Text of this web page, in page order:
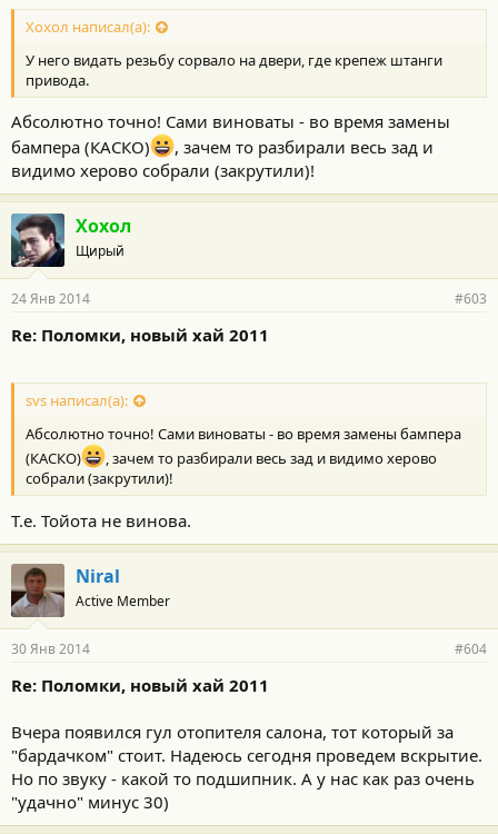
Хохол написал(а):
У него видать резьбу сорвало на двери, где крепеж штанги
привода.
Абсолютно точно! Сами виноваты - во время замены
бампера (КАСКО)
, зачем то разбирали весь зад и
видимо херово собрали (закрутили)!
Хохол
Щирый
24 Янв 2014 #603
Re: Поломки, новый хай 2011
svs написал(а):
Абсолютно точно! Сами виноваты - во время замены бампера
(КАСКО)
, зачем то разбирали весь зад и видимо херово
собрали (закрутили)!
Т.е. Тойота не винова.
Niral
Active Member
30 Янв 2014 #604
Re: Поломки, новый хай 2011
Вчера появился гул отопителя салона, тот который за
"бардачком" стоит. Надеюсь сегодня проведем вскрытие.
Но по звуку - какой то подшипник. А у нас как раз очень
"удачно" минус 30)